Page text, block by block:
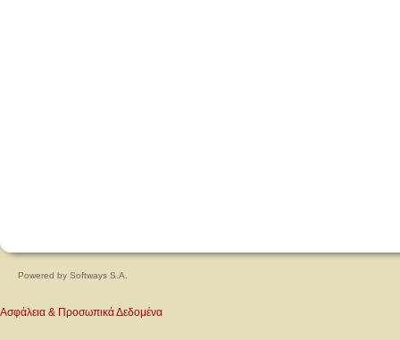
Powered by Softways S.A.
Ασφάλεια & Προσωπικά Δεδομένα